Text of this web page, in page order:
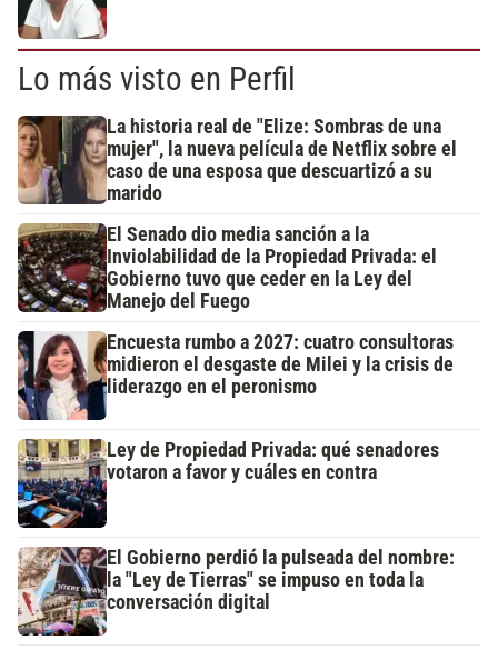
Lo más visto en Perfil
La historia real de "Elize: Sombras de una
mujer", la nueva película de Netflix sobre el
caso de una esposa que descuartizó a su
marido
El Senado dio media sanción a la
Inviolabilidad de la Propiedad Privada: el
Gobierno tuvo que ceder en la Ley del
Manejo del Fuego
Encuesta rumbo a 2027: cuatro consultoras
midieron el desgaste de Milei y la crisis de
liderazgo en el peronismo
Ley de Propiedad Privada: qué senadores
votaron a favor y cuáles en contra
El Gobierno perdió la pulseada del nombre:
la "Ley de Tierras" se impuso en toda la
conversación digital